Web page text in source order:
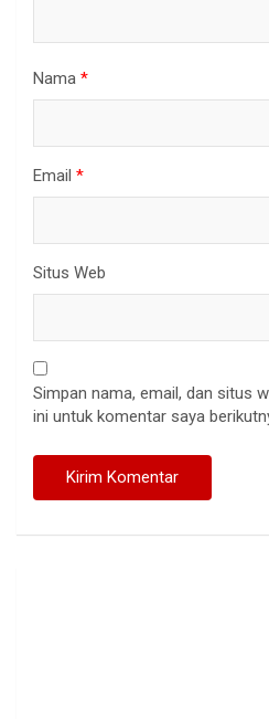
Nama *
Email *
Situs Web
Simpan nama, email, dan situs
ini untuk komentar saya